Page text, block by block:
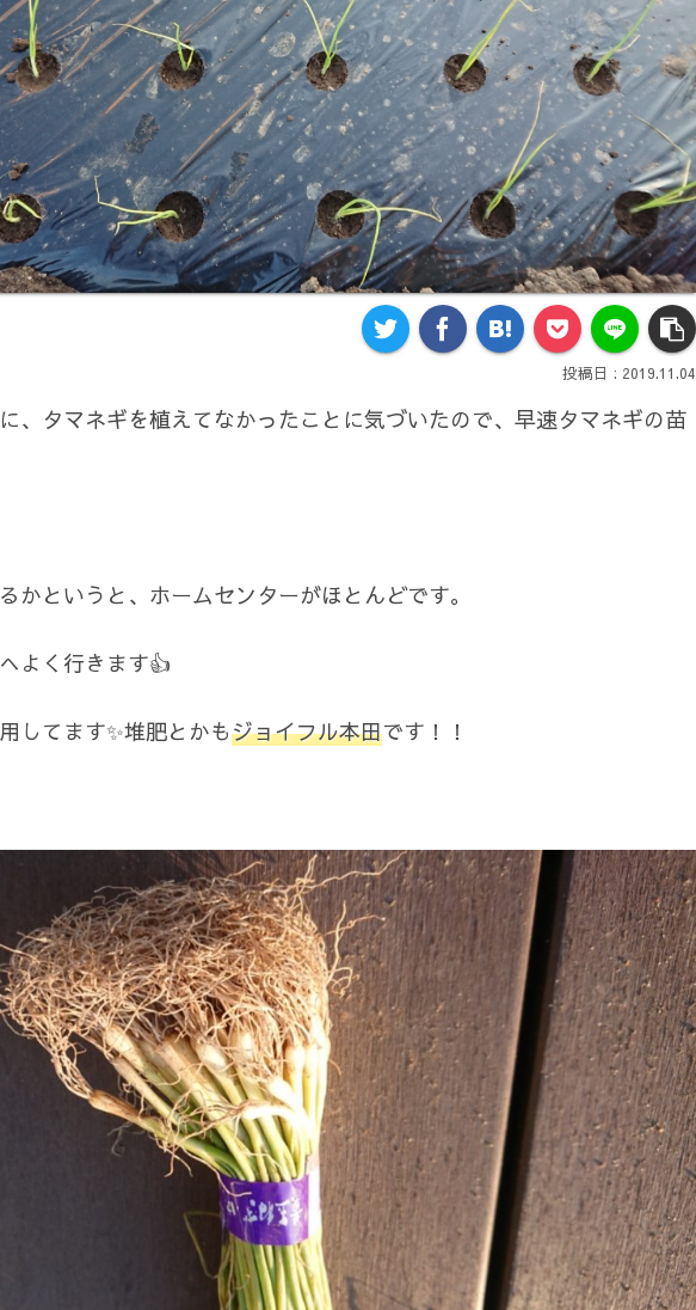
2019.11.04
、タマネギを植えてなかったことに気づいたので、早速タマネギの苗
かというと、ホームセンターがほとんどです。
よく行きます👍
してます✨堆肥とかもジョイフル本田です！！